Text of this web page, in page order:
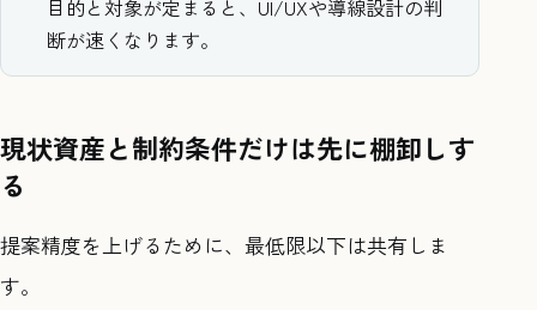
目的と対象が定まると、UI/UXや導線設計の判
断が速くなります。
現状資産と制約条件だけは先に棚卸しす
る
提案精度を上げるために、最低限以下は共有しま
す。